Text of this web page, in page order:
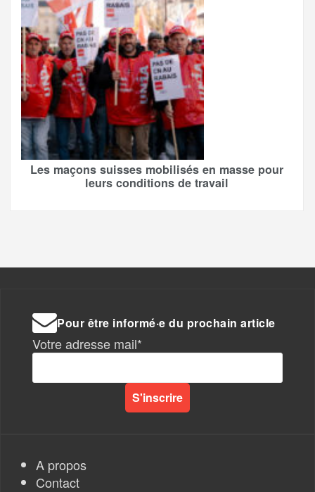
Les maçons suisses mobilisés en masse pour
leurs conditions de travail
Pour être informé·e du prochain article
Votre adresse mail*
A propos
Contact